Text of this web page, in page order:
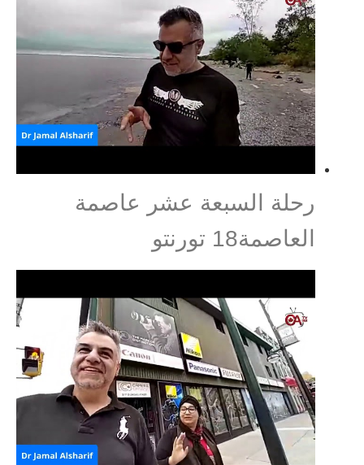
رحلة السبعة عشر عاصمة
العاصمة18 تورنتو